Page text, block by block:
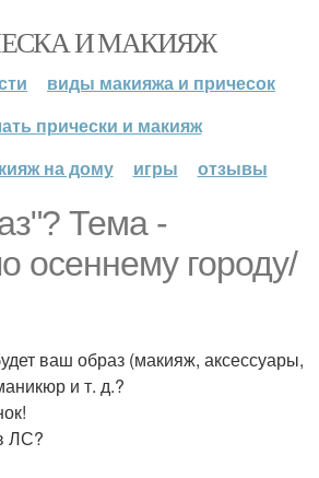
И МАКИЯЖ
виды макияжа и причесок
прически и макияж
на дому
игры отзывы
Тема -
осеннему городу/
ваш образ (макияж, аксессуары,
и т. д.?
ЛС?